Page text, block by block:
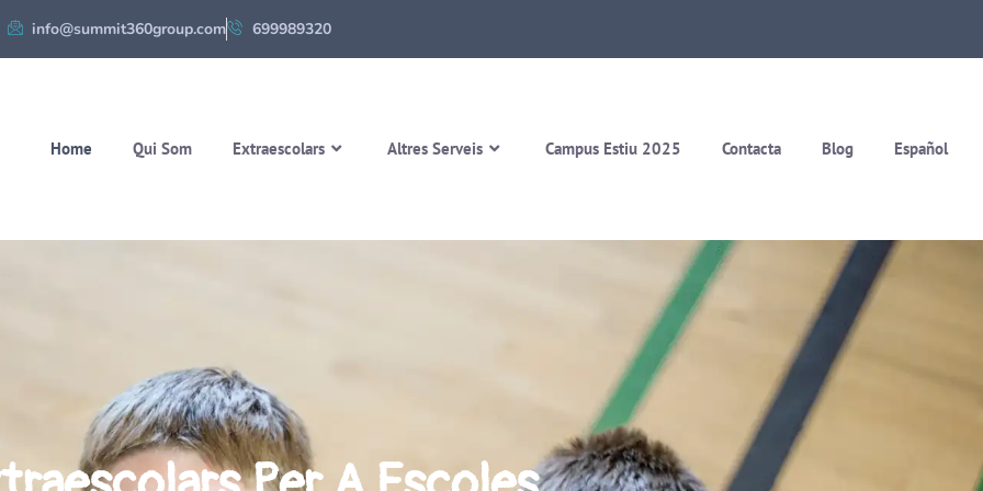
info@summit360group.com 699989320
Home Qui Som Extraescolars Altres Serveis Campus Estiu 2025 Contacta Blog Español